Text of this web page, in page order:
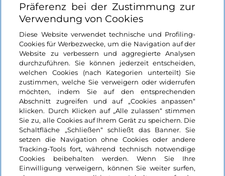
Nützliche Links
Login
Bleiben wir in Kontakt
Präferenz bei der Zustimmung zur
Verwendung von Cookies
Diese Website verwendet technische und Profiling-
Cookies für Werbezwecke, um die Navigation auf der
Website zu verbessern und aggregierte Analysen
durchzuführen. Sie können jederzeit entscheiden,
welchen Cookies (nach Kategorien unterteilt) Sie
zustimmen, welche Sie verweigern oder widerrufen
möchten, indem Sie auf den entsprechenden
Abschnitt zugreifen und auf „Cookies anpassen“
klicken. Durch Klicken auf „Alle zulassen“ stimmen
Sie zu, alle Cookies auf Ihrem Gerät zu speichern. Die
Schaltfläche „Schließen“ schließt das Banner. Sie
setzen die Navigation ohne Cookies oder andere
Tracking-Tools fort, während technisch notwendige
Cookies beibehalten werden. Wenn Sie Ihre
Einwilligung verweigern, können Sie weiter surfen,